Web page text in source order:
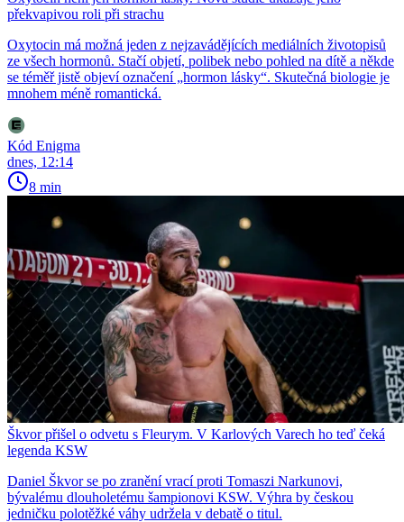
překvapivou roli při strachu
Oxytocin má možná jeden z nejzavádějících mediálních životopisů
ze všech hormonů. Stačí objetí, polibek nebo pohled na dítě a někde
se téměř jistě objeví označení „hormon lásky“. Skutečná biologie je
mnohem méně romantická.
Kód Enigma
dnes, 12:14
8 min
Škvor přišel o odvetu s Fleurym. V Karlových Varech ho teď čeká
legenda KSW
Daniel Škvor se po zranění vrací proti Tomaszi Narkunovi,
bývalému dlouholetému šampionovi KSW. Výhra by českou
jedničku polotěžké váhy udržela v debatě o titul.